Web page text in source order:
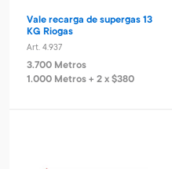
Vale recarga de supergas 13
KG Riogas
Art. 4.937
3.700 Metros
1.000 Metros + 2 x $380